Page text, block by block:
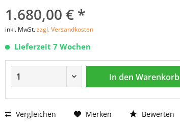
1.680,00 € *
inkl. MwSt.zzgl. Versandkosten
Lieferzeit 7 Wochen
In den Warenkorb
Vergleichen Merken Bewerten